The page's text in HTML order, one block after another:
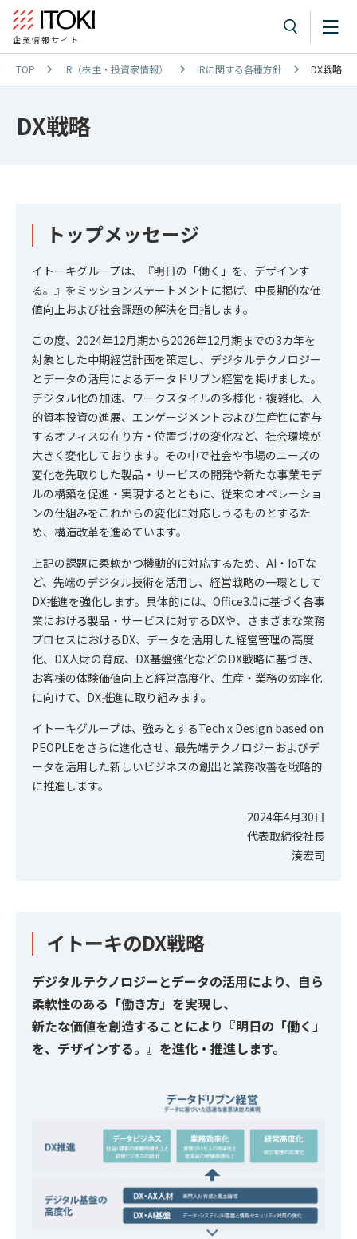
企業情報サイト
TOP IR（株主・投資家情報） IRに関する各種方針 DX戦略
DX戦略
トップメッセージ
イトーキグループは、『明日の「働く」を、デザインす
る。』をミッションステートメントに掲げ、中長期的な価
値向上および社会課題の解決を目指します。
この度、2024年12月期から2026年12月期までの3カ年を
対象とした中期経営計画を策定し、デジタルテクノロジー
とデータの活用によるデータドリブン経営を掲げました。
デジタル化の加速、ワークスタイルの多様化・複雑化、人
的資本投資の進展、エンゲージメントおよび生産性に寄与
するオフィスの在り方・位置づけの変化など、社会環境が
大きく変化しております。その中で社会や市場のニーズの
変化を先取りした製品・サービスの開発や新たな事業モデ
ルの構築を促進・実現するとともに、従来のオペレーショ
ンの仕組みをこれからの変化に対応しうるものとするた
め、構造改革を進めています。
上記の課題に柔軟かつ機動的に対応するため、AI・IoTな
ど、先端のデジタル技術を活用し、経営戦略の一環として
DX推進を強化します。具体的には、Office3.0に基づく各事
業における製品・サービスに対するDXや、さまざまな業務
プロセスにおけるDX、データを活用した経営管理の高度
化、DX人財の育成、DX基盤強化などのDX戦略に基づき、
お客様の体験価値向上と経営高度化、生産・業務の効率化
に向けて、DX推進に取り組みます。
イトーキグループは、強みとするTech x Design based on
PEOPLEをさらに進化させ、最先端テクノロジーおよびデ
ータを活用した新しいビジネスの創出と業務改善を戦略的
に推進します。
2024年4月30日
代表取締役社長
湊宏司
イトーキのDX戦略
デジタルテクノロジーとデータの活用により、自ら
柔軟性のある「働き方」を実現し、
新たな価値を創造することにより『明日の「働く」
を、デザインする。』を進化・推進します。